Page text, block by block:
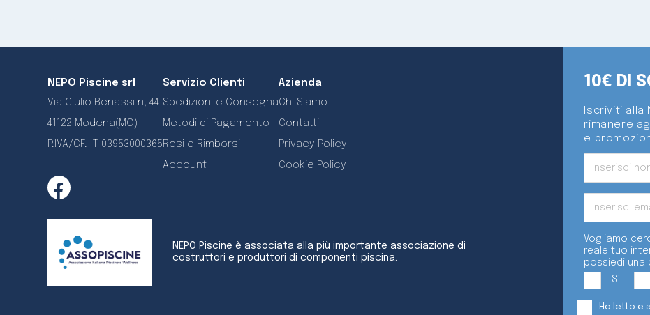
10€ DI
Iscriviti alla
rimanere
e
Vogliamo
reale tuo
possiedi una
Sì
Ho letto e
NEPO Piscine srl
Via Giulio Benassi n, 44
41122 Modena(MO)
P.IVA/CF. IT 03953000365
Servizio Clienti
Spedizioni e Consegna
Metodi di Pagamento
Resi e Rimborsi
Account
Azienda
Chi Siamo
Contatti
Privacy Policy
Cookie Policy
NEPO Piscine è associata alla più importante associazione di
costruttori e produttori di componenti piscina.